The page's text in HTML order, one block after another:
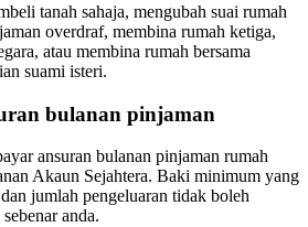
tanah sahaja, mengubah suai rumah
overdraf, membina rumah ketiga,
atau membina rumah bersama
suami isteri.
bulanan pinjaman
ansuran bulanan pinjaman rumah
Akaun Sejahtera. Baki minimum yang
jumlah pengeluaran tidak boleh
anda.